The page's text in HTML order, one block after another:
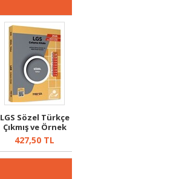
LGS Sözel Türkçe
Çıkmış ve Örnek
Sorular
427,50 TL